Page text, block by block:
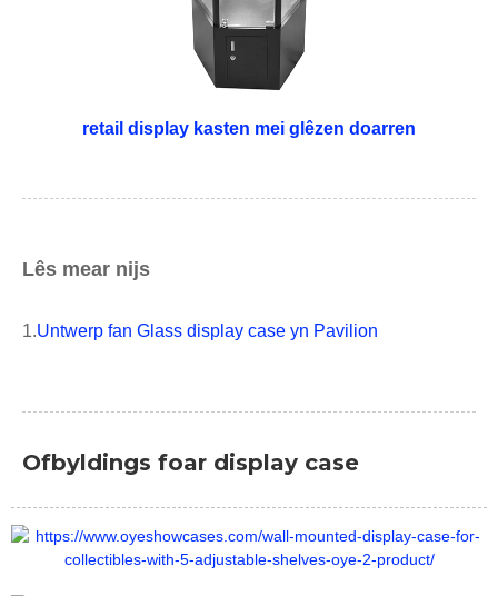
retail display kasten mei glêzen doarren
Lês mear nijs
1.Untwerp fan Glass display case yn Pavilion
Ofbyldings foar display case